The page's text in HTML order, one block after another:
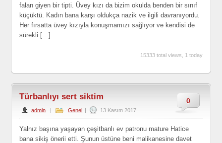
falan giyen bir tipti. Üvey kızı da bizim okulda benden bir sınıf
küçüktü. Kadın bana karşı oldukça nazik ve ilgili davranıyordu.
Her fırsatta üvey kızıyla konuşmamızı sağlıyor ve kendisi de
sürekli […]
15333 total views, 1 today
0
Türbanlıyı sert siktim
admin | Genel | 13 Kasım 2017
Yalnız başına yaşayan çeşitbanlı ev patronu mature Hatice
bana sikiş önerii etti. Şunun üstüne beni malikanesine davet